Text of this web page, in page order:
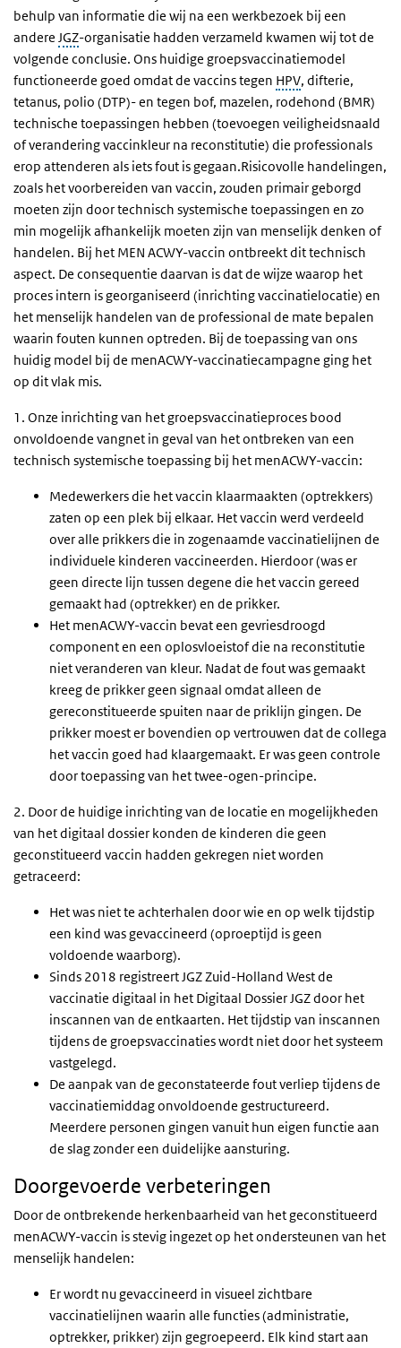
behulp van informatie die wij na een werkbezoek bij een
andere JGZ-organisatie hadden verzameld kwamen wij tot de
volgende conclusie. Ons huidige groepsvaccinatiemodel
functioneerde goed omdat de vaccins tegen HPV, difterie,
tetanus, polio (DTP)- en tegen bof, mazelen, rodehond (BMR)
technische toepassingen hebben (toevoegen veiligheidsnaald
of verandering vaccinkleur na reconstitutie) die professionals
erop attenderen als iets fout is gegaan.Risicovolle handelingen,
zoals het voorbereiden van vaccin, zouden primair geborgd
moeten zijn door technisch systemische toepassingen en zo
min mogelijk afhankelijk moeten zijn van menselijk denken of
handelen. Bij het MEN ACWY-vaccin ontbreekt dit technisch
aspect. De consequentie daarvan is dat de wijze waarop het
proces intern is georganiseerd (inrichting vaccinatielocatie) en
het menselijk handelen van de professional de mate bepalen
waarin fouten kunnen optreden. Bij de toepassing van ons
huidig model bij de menACWY-vaccinatiecampagne ging het
op dit vlak mis.
1. Onze inrichting van het groepsvaccinatieproces bood
onvoldoende vangnet in geval van het ontbreken van een
technisch systemische toepassing bij het menACWY-vaccin:
Medewerkers die het vaccin klaarmaakten (optrekkers)
zaten op een plek bij elkaar. Het vaccin werd verdeeld
over alle prikkers die in zogenaamde vaccinatielijnen de
individuele kinderen vaccineerden. Hierdoor (was er
geen directe lijn tussen degene die het vaccin gereed
gemaakt had (optrekker) en de prikker.
Het menACWY-vaccin bevat een gevriesdroogd
component en een oplosvloeistof die na reconstitutie
niet veranderen van kleur. Nadat de fout was gemaakt
kreeg de prikker geen signaal omdat alleen de
gereconstitueerde spuiten naar de priklijn gingen. De
prikker moest er bovendien op vertrouwen dat de collega
het vaccin goed had klaargemaakt. Er was geen controle
door toepassing van het twee-ogen-principe.
2. Door de huidige inrichting van de locatie en mogelijkheden
van het digitaal dossier konden de kinderen die geen
geconstitueerd vaccin hadden gekregen niet worden
getraceerd:
Het was niet te achterhalen door wie en op welk tijdstip
een kind was gevaccineerd (oproeptijd is geen
voldoende waarborg).
Sinds 2018 registreert JGZ Zuid-Holland West de
vaccinatie digitaal in het Digitaal Dossier JGZ door het
inscannen van de entkaarten. Het tijdstip van inscannen
tijdens de groepsvaccinaties wordt niet door het systeem
vastgelegd.
De aanpak van de geconstateerde fout verliep tijdens de
vaccinatiemiddag onvoldoende gestructureerd.
Meerdere personen gingen vanuit hun eigen functie aan
de slag zonder een duidelijke aansturing.
Doorgevoerde verbeteringen
Door de ontbrekende herkenbaarheid van het geconstitueerd
menACWY-vaccin is stevig ingezet op het ondersteunen van het
menselijk handelen:
Er wordt nu gevaccineerd in visueel zichtbare
vaccinatielijnen waarin alle functies (administratie,
optrekker, prikker) zijn gegroepeerd. Elk kind start aan